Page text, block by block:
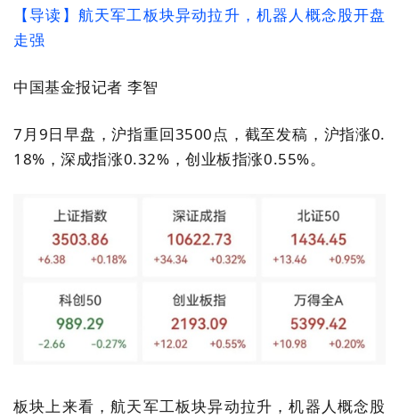
【导读】航天军工板块异动拉升，机器人概念股开盘
走强
中国基金报记者 李智
7月9日早盘，沪指重回3500点，截至发稿，沪指涨0.
18%，深成指涨0.32%，创业板指涨0.55%。
板块上来看，航天军工板块异动拉升，机器人概念股